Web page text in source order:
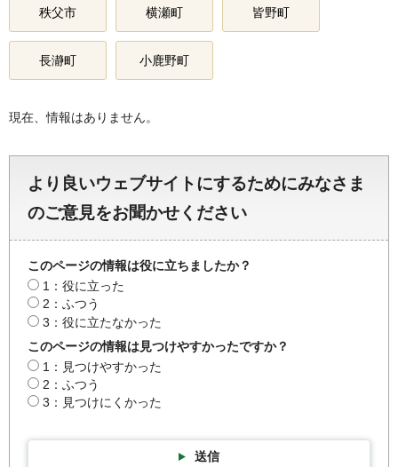
秩父市 横瀬町 皆野町
長瀞町 小鹿野町
現在、情報はありません。
より良いウェブサイトにするためにみなさま
のご意見をお聞かせください
このページの情報は役に立ちましたか？
1：役に立った
2：ふつう
3：役に立たなかった
このページの情報は見つけやすかったですか？
1：見つけやすかった
2：ふつう
3：見つけにくかった
送信